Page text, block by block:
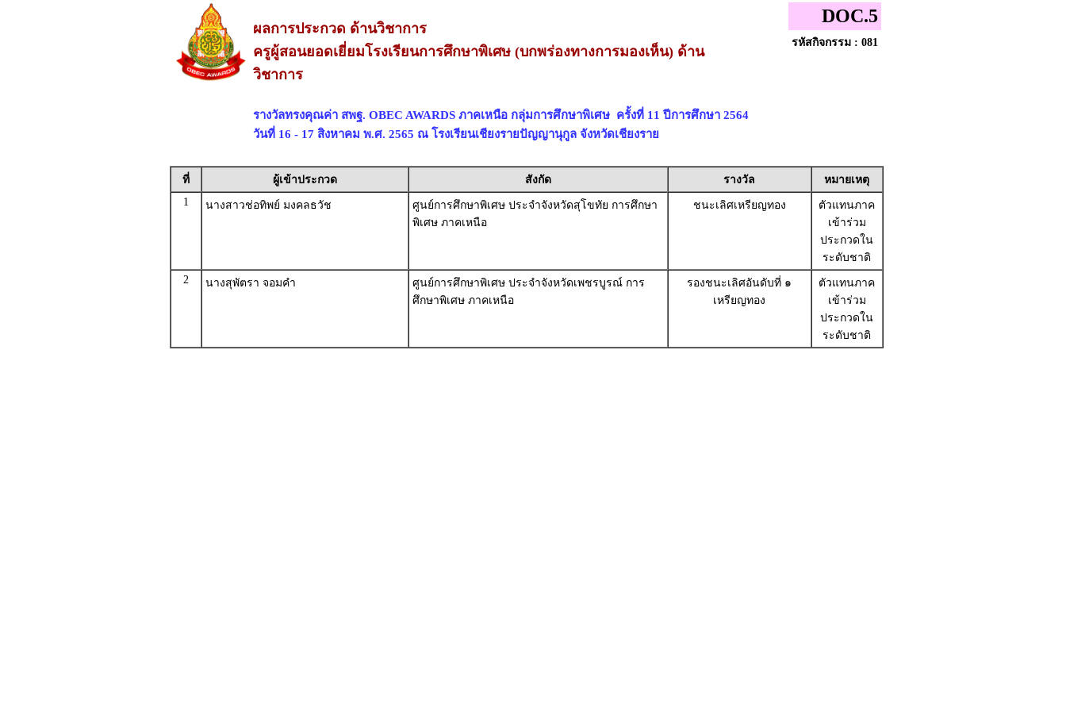
ผลการประกวด ด้านวิชาการ
ครูผู้สอนยอดเยี่ยมโรงเรียนการศึกษาพิเศษ (บกพร่องทางการมองเห็น) ด้าน
วิชาการ
รางวัลทรงคุณค่า สพฐ. OBEC AWARDS ภาคเหนือ กลุ่มการศึกษาพิเศษ ครั้งที่ 11 ปีการศึกษา 2564
วันที่ 16 - 17 สิงหาคม พ.ศ. 2565 ณ โรงเรียนเชียงรายปัญญานุกูล จังหวัดเชียงราย
DOC.5
รหัสกิจกรรม : 081
ที่ ผู้เข้าประกวด สังกัด รางวัล
หมายเหตุ
1
นางสาวช่อทิพย์ มงคลธวัช
ศูนย์การศึกษาพิเศษ ประจำจังหวัดสุโขทัย การศึกษา
พิเศษ ภาคเหนือ
ชนะเลิศเหรียญทอง
ตัวแทนภาค
เข้าร่วม
ประกวดใน
ระดับชาติ
2
นางสุพัตรา จอมคำ
ศูนย์การศึกษาพิเศษ ประจำจังหวัดเพชรบูรณ์ การ
ศึกษาพิเศษ ภาคเหนือ
รองชนะเลิศอันดับที่ ๑
เหรียญทอง
ตัวแทนภาค
เข้าร่วม
ประกวดใน
ระดับชาติ